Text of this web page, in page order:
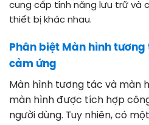
cung cấp tính năng lưu trữ và
thiết bị khác nhau.
Phân biệt Màn hình
cảm ứng
Màn hình tương tác và màn
màn hình được tích hợp
người dùng. Tuy nhiên, có